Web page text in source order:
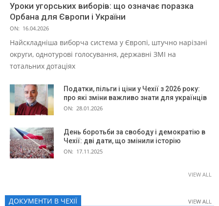
Уроки угорських виборів: що означає поразка
Орбана для Європи і України
ON: 16.04.2026
Найскладніша виборча система у Європі, штучно нарізані
округи, однотурові голосування, державні ЗМІ на
тотальних дотаціях
Податки, пільги і ціни у Чехії з 2026 року:
про які зміни важливо знати для українців
ON: 28.01.2026
День боротьби за свободу і демократію в
Чехії: дві дати, що змінили історію
ON: 17.11.2025
VIEW ALL
ДОКУМЕНТИ В ЧЕХІЇ VIEW ALL
VIEW ALL